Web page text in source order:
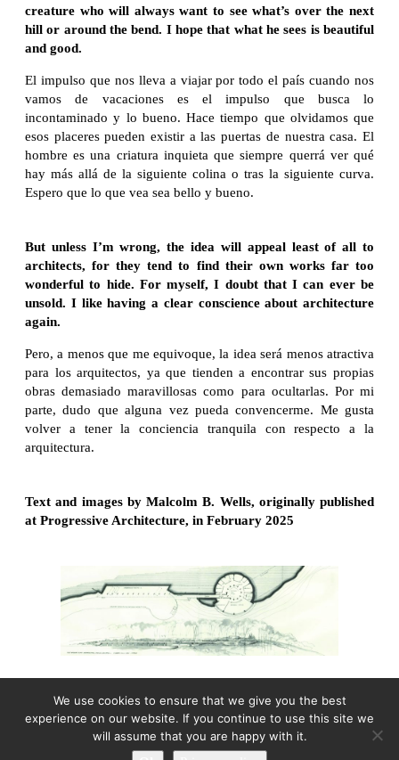
creature who will always want to see what’s over the next
hill or around the bend. I hope that what he sees is beautiful
and good.
El impulso que nos lleva a viajar por todo el país cuando nos
vamos de vacaciones es el impulso que busca lo
incontaminado y lo bueno. Hace tiempo que olvidamos que
esos placeres pueden existir a las puertas de nuestra casa. El
hombre es una criatura inquieta que siempre querrá ver qué
hay más allá de la siguiente colina o tras la siguiente curva.
Espero que lo que vea sea bello y bueno.
But unless I’m wrong, the idea will appeal least of all to
architects, for they tend to find their own works far too
wonderful to hide. For myself, I doubt that I can ever be
unsold. I like having a clear conscience about architecture
again.
Pero, a menos que me equivoque, la idea será menos atractiva
para los arquitectos, ya que tienden a encontrar sus propias
obras demasiado maravillosas como para ocultarlas. Por mi
parte, dudo que alguna vez pueda convencerme. Me gusta
volver a tener la conciencia tranquila con respecto a la
arquitectura.
Text and images by Malcolm B. Wells, originally published
at Progressive Architecture, in February 2025
We use cookies to ensure that we give you the best
experience on our website. If you continue to use this site we
will assume that you are happy with it.